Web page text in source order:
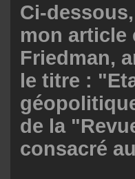
Ci-
mon article
Friedman,
le titre :
de la
consacré